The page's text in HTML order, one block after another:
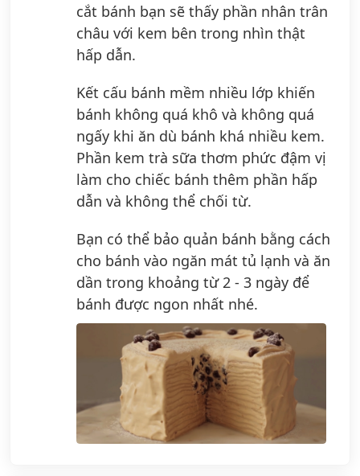
cắt bánh bạn sẽ thấy phần nhân trân
châu với kem bên trong nhìn thật
hấp dẫn.
Kết cấu bánh mềm nhiều lớp khiến
bánh không quá khô và không quá
ngấy khi ăn dù bánh khá nhiều kem.
Phần kem trà sữa thơm phức đậm vị
làm cho chiếc bánh thêm phần hấp
dẫn và không thể chối từ.
Bạn có thể bảo quản bánh bằng cách
cho bánh vào ngăn mát tủ lạnh và ăn
dần trong khoảng từ 2 - 3 ngày để
bánh được ngon nhất nhé.